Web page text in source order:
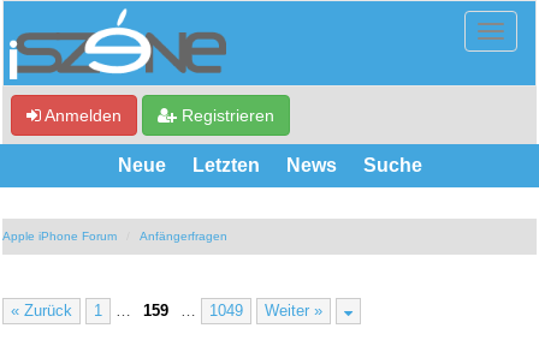
Anmelden Registrieren
Neue Letzten News Suche
Apple iPhone Forum Anfängerfragen
« Zurück 1 159 1049 Weiter »